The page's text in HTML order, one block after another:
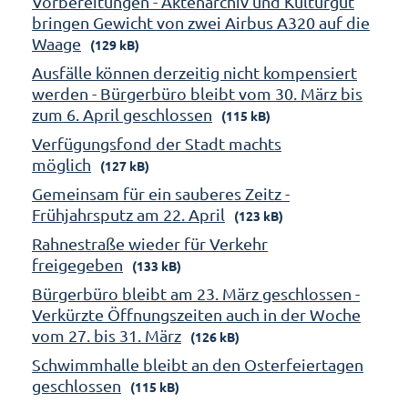
bringen Gewicht von zwei Airbus A320 auf die
Waage
(129 kB)
Ausfälle können derzeitig nicht kompensiert
werden - Bürgerbüro bleibt vom 30. März bis
zum 6. April geschlossen
(115 kB)
Verfügungsfond der Stadt machts
möglich
(127 kB)
Gemeinsam für ein sauberes Zeitz -
Frühjahrsputz am 22. April
(123 kB)
Rahnestraße wieder für Verkehr
freigegeben
(133 kB)
Bürgerbüro bleibt am 23. März geschlossen -
Verkürzte Öffnungszeiten auch in der Woche
vom 27. bis 31. März
(126 kB)
Schwimmhalle bleibt an den Osterfeiertagen
geschlossen
(115 kB)